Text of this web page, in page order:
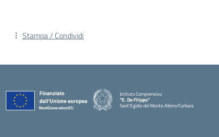
Stampa / Condividi
Istituto Comprensivo
"E. De Filippo"
Sant'Egidio del Monte Albino/Corbara